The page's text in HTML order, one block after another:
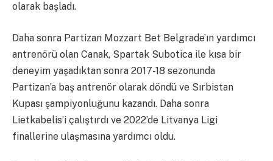
olarak başladı.
Daha sonra Partizan Mozzart Bet Belgrade’ın yardımcı
antrenörü olan Canak, Spartak Subotica ile kısa bir
deneyim yaşadıktan sonra 2017-18 sezonunda
Partizan’a baş antrenör olarak döndü ve Sırbistan
Kupası şampiyonluğunu kazandı. Daha sonra
Lietkabelis’i çalıştırdı ve 2022’de Litvanya Ligi
finallerine ulaşmasına yardımcı oldu.